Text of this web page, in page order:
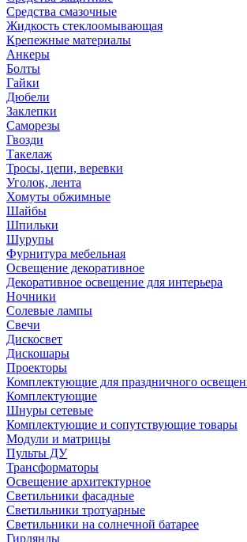
Средства смазочные
Жидкость стеклоомывающая
Крепежные материалы
Анкеры
Болты
Гайки
Дюбели
Заклепки
Саморезы
Гвозди
Такелаж
Тросы, цепи, веревки
Уголок, лента
Хомуты обжимные
Шайбы
Шпильки
Шурупы
Фурнитура мебельная
Освещение декоративное
Декоративное освещение для интерьера
Ночники
Солевые лампы
Свечи
Дискосвет
Дискошары
Проекторы
Комплектующие для праздничного
Комплектующие
Шнуры сетевые
Комплектующие и сопутствующие товары
Модули и матрицы
Пульты ДУ
Трансформаторы
Освещение архитектурное
Светильники фасадные
Светильники тротуарные
Светильники на солнечной батарее
Гирлянды